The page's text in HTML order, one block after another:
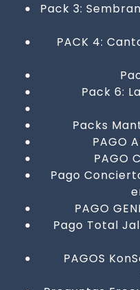
Pack 3:
PACK 4:
Pack 6:
Packs
PAGO
PAGO
Pago
PAGO
Pago Total
PAGOS